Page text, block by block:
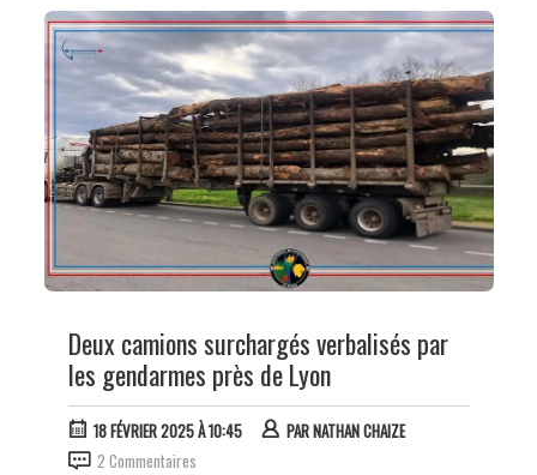
Deux camions surchargés verbalisés par
les gendarmes près de Lyon
18 FÉVRIER 2025 À 10:45 PARNATHAN CHAIZE
2 Commentaires